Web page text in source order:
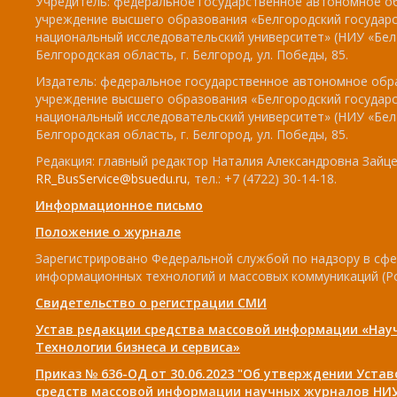
учреждение высшего образования «Белгородский
национальный исследовательский университет» (НИУ
Белгородская область, г. Белгород, ул. Победы, 85.
Издатель: федеральное государственное автономное
учреждение высшего образования «Белгородский
национальный исследовательский университет» (НИУ
Белгородская область, г. Белгород, ул. Победы, 85.
Редакция: главный редактор Наталия Александровна
RR_BusService@bsuedu.ru, тел.: +7 (4722) 30-14-18.
Информационное письмо
Положение о журнале
Зарегистрировано Федеральной службой по надзору в
информационных технологий и массовых коммуникаций
Свидетельство о регистрации СМИ
Устав редакции средства массовой информации
Технологии бизнеса и сервиса»
Приказ № 636-ОД от 30.06.2023 "Об утверждении
средств массовой информации научных журналов